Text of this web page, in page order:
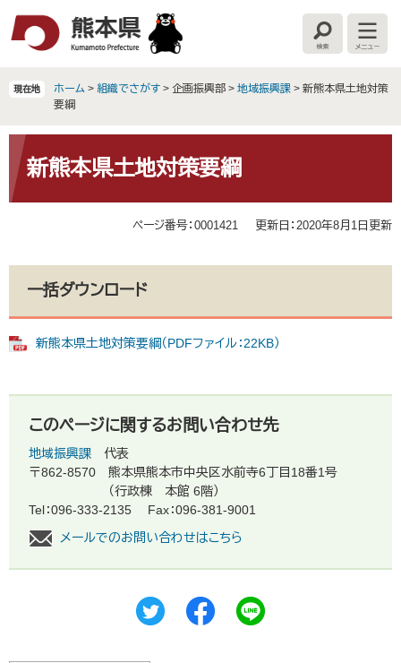
文
検
索
メ
ニ
ー
現在地 ホーム > 組織でさがす > 企画振興部 > 地域振興課 > 新熊本県土地対策
要綱
文 新熊本県土地対策要綱
ページ番号：0001421 更新日：2020年8月1日更新
一括ダウンロード
新熊本県土地対策要綱（PDFファイル：22KB）
このページに関するお問い合わせ先
地域振興課
代表
〒862-8570
熊本県熊本市中央区水前寺6丁目18番1号
（行政棟 本館 6階）
Tel：096-333-2135
Fax：096-381-9001
メールでのお問い合わせはこちら